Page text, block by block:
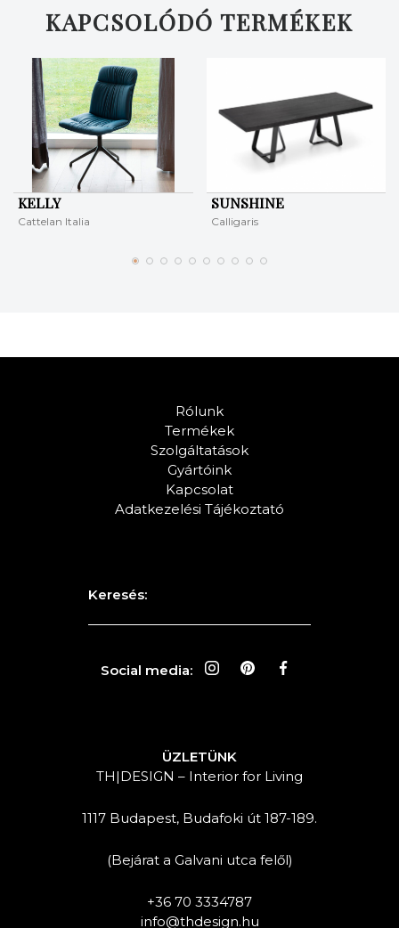
KAPCSOLÓDÓ TERMÉKEK
KELLY
Cattelan Italia
SUNSHINE
Calligaris
Rólunk
Termékek
Szolgáltatások
Gyártóink
Kapcsolat
Adatkezelési Tájékoztató
Keresés:
Social media:
ÜZLETÜNK
TH|DESIGN – Interior for Living
1117 Budapest, Budafoki út 187-189.
(Bejárat a Galvani utca felől)
+36 70 3334787
info@thdesign.hu
KERESÉS